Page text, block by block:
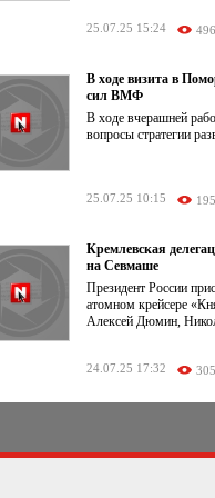
25.07.25 15:24
В ходе визита в
сил ВМФ
В ходе вчерашней
вопросы стратегии
25.07.25 10:15
Кремлевская
на Севмаше
Президент России
атомном крейсере
Алексей Дюмин,
24.07.25 17:32